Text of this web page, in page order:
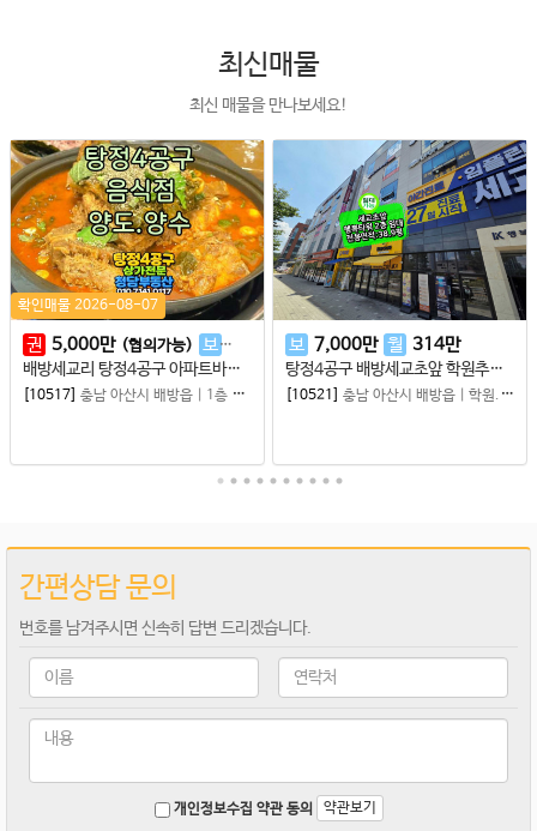
최신매물
최신 매물을 만나보세요!
확인매물 2026-08-07
권 5,000만 (협의가능) 보 1 600만
배방세교리 탕정4공구 아파트바로 앞 세교중앙로 도로변 음식점 양도양수
[10517] 충남 아산시 배방읍 1층 상가임대
보 7,000만 월 314만
탕정4공구 배방세교초앞 학원추천 2층
[10521] 충남 아산시 배방읍 학원.병원.사무실 등
간편상담 문의
번호를 남겨주시면 신속히 답변 드리겠습니다.
개인정보수집 약관 동의 약관보기